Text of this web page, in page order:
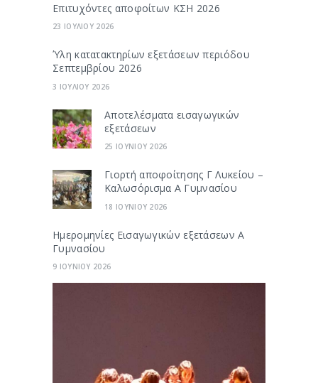
Επιτυχόντες αποφοίτων ΚΣΗ 2026
23 ΙΟΥΛΙΟΥ 2026
Ύλη κατατακτηρίων εξετάσεων περιόδου
Σεπτεμβρίου 2026
3 ΙΟΥΛΙΟΥ 2026
Αποτελέσματα εισαγωγικών
εξετάσεων
25 ΙΟΥΝΙΟΥ 2026
Γιορτή αποφοίτησης Γ Λυκείου –
Καλωσόρισμα Α Γυμνασίου
18 ΙΟΥΝΙΟΥ 2026
Ημερομηνίες Εισαγωγικών εξετάσεων Α
Γυμνασίου
9 ΙΟΥΝΙΟΥ 2026